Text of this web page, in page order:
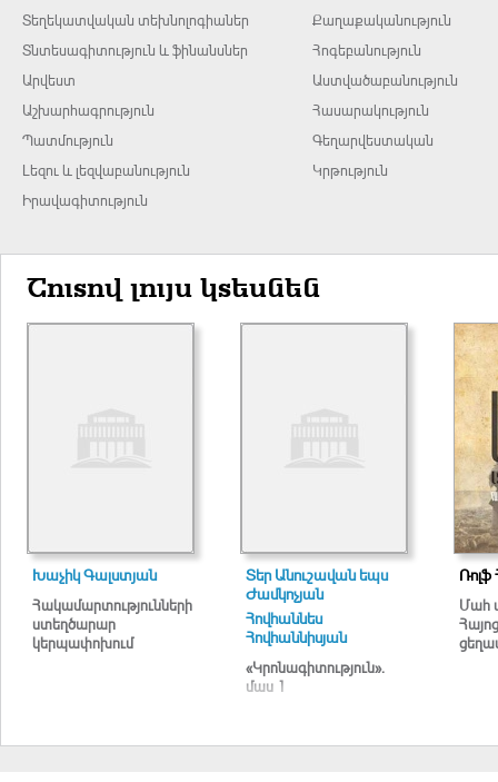
Տեղեկատվական տեխնոլոգիաներ
Տնտեսագիտություն և ֆինանսներ
Արվեստ
Աշխարհագրություն
Պատմություն
Լեզու և լեզվաբանություն
Իրավագիտություն
Քաղաքականություն
Հոգեբանություն
Աստվածաբանություն
Հասարակություն
Գեղարվեստական
Կրթություն
Շուտով լույս կտեսնեն
Խաչիկ Գալստյան
Հակամարտությունների
ստեղծարար
կերպափոխում
Տեր Անուշավան եպս
Ժամկոչյան
Հովհաննես
Հովհաննիսյան
«Կրոնագիտություն».
մաս 1
Ռոլֆ
Մահ
Հայոց